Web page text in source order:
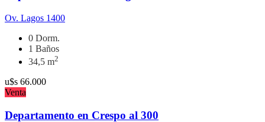
Ov. Lagos 1400
0 Dorm.
1 Baños
34,5 m2
u$s 66.000
Venta
Departamento en Crespo al 300